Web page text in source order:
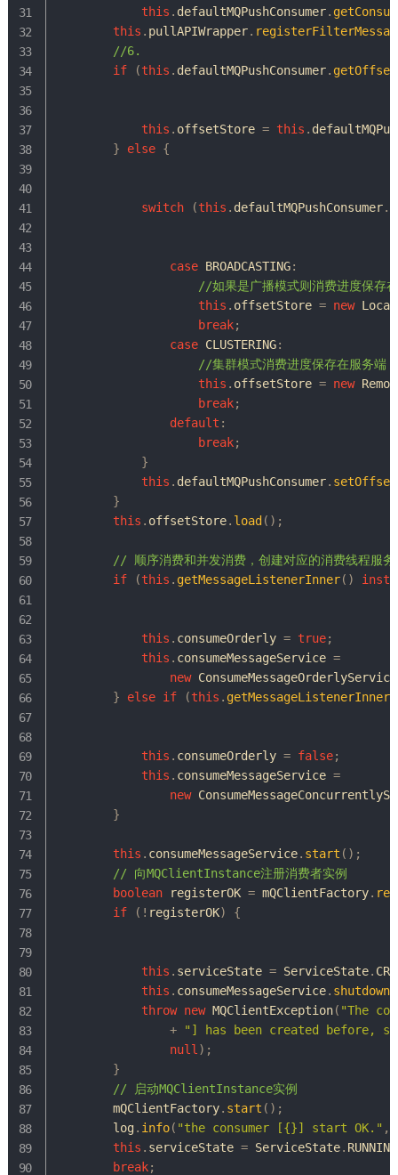
this . defaultMQPushConsumer.
this . pullAPIWrapper.
//6.
if
(this . defaultMQPushConsumer.
this . offsetStore = this .
}
else {
switch (this . defaultMQPushConsumer.
case BROADCASTING:
//如果是广播模式则消费进度保存
this . offsetStore = new
break;
case CLUSTERING:
//集群模式消费进度保存在服务端
this . offsetStore = new
break;
default :
break;
}
this . defaultMQPushConsumer.
}
this . offsetStore. load ( ) ;
// 顺序消费和并发消费，创建对应的消费线程服务
if
(this . getMessageListenerInner( )
this . consumeOrderly = true;
this . consumeMessageService =
new ConsumeMessageOrderlyService
}
else if (this . getMessageListenerInner(
this . consumeOrderly = false;
this . consumeMessageService =
new
}
this . consumeMessageService. start ( ) ;
// 向MQClientInstance注册消费者实例
boolean registerOK = mQClientFactory.
if
( ! registerOK) {
this . serviceState = ServiceState.
this . consumeMessageService. shutdown(
throw new MQClientException( "The
+
"] has been created before,
null ) ;
}
// 启动MQClientInstance实例
        mQClientFactory
. start ( ) ;
        log
. info( "the consumer [{}] start OK." ,
this . serviceState = ServiceState. RUNNING
break;